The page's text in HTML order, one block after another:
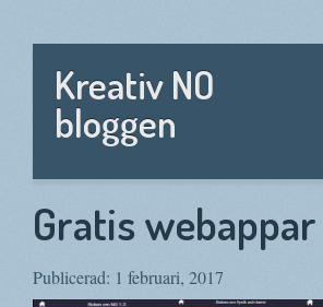
Kreativ NO
bloggen
Gratis webappar
Publicerad: 1 februari, 2017